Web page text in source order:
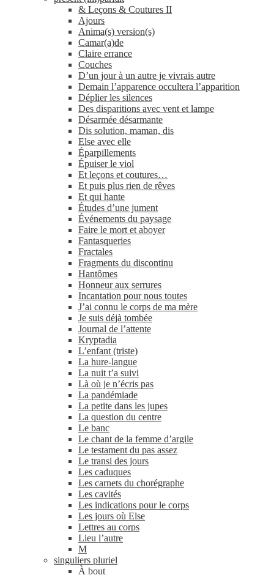
& Leçons & Coutures II
Ajours
Anima(s) version(s)
Camar(a)de
Claire errance
Couches
D’un jour à un autre je vivrais autre
Demain l’apparence occultera l’apparition
Déplier les silences
Des disparitions avec vent et lampe
Désarmée désarmante
Dis solution, maman, dis
Else avec elle
Éparpillements
Épuiser le viol
Et leçons et coutures…
Et puis plus rien de rêves
Et qui hante
Études d’une jument
Événements du paysage
Faire le mort et aboyer
Fantasqueries
Fractales
Fragments du discontinu
Hantômes
Honneur aux serrures
Incantation pour nous toutes
J’ai connu le corps de ma mère
Je suis déjà tombée
Journal de l’attente
Kryptadia
L’enfant (triste)
La hure-​langue
La nuit t’a suivi
Là où je n’écris pas
La pandémiade
La petite dans les jupes
La question du centre
Le banc
Le chant de la femme d’argile
Le testament du pas assez
Le transi des jours
Les caduques
Les carnets du chorégraphe
Les cavités
Les indications pour le corps
Les jours où Else
Lettres au corps
Lieu l’autre
M
singuliers pluriel
À bout